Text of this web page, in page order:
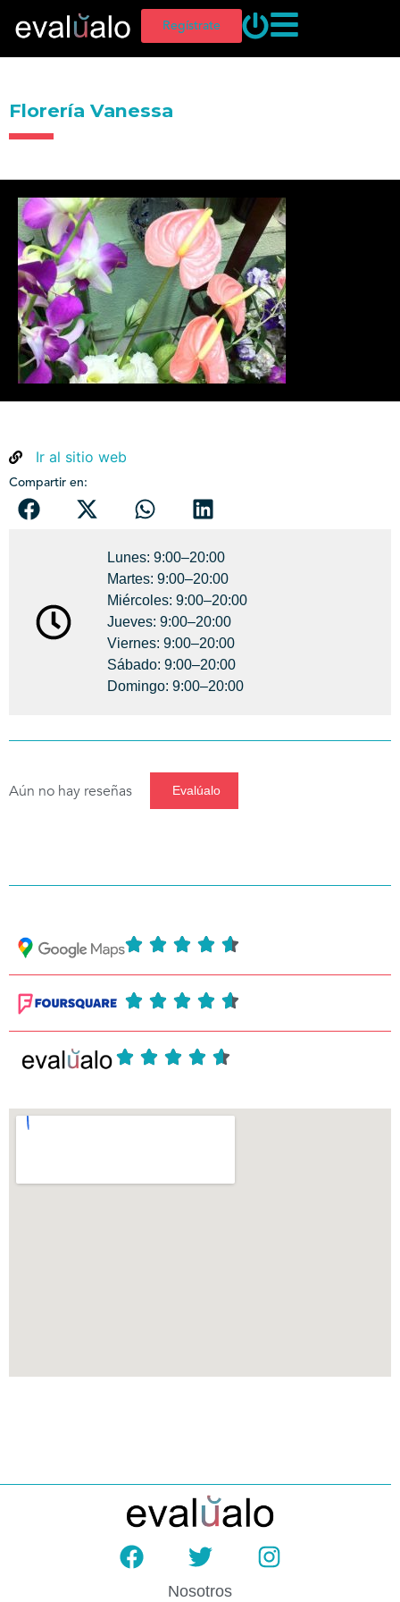
Regístrate
Florería Vanessa
Ir al sitio web
Compartir en:
Lunes: 9:00–20:00
Martes: 9:00–20:00
Miércoles: 9:00–20:00
Jueves: 9:00–20:00
Viernes: 9:00–20:00
Sábado: 9:00–20:00
Domingo: 9:00–20:00
Aún no hay reseñas Evalúalo
Nosotros